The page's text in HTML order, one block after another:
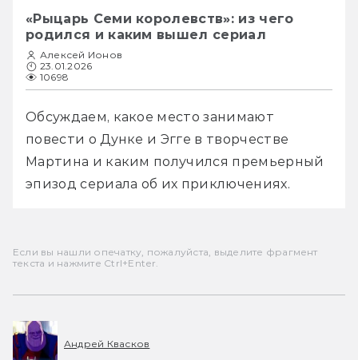
«Рыцарь Семи королевств»: из чего
родился и каким вышел сериал
Алексей Ионов
23.01.2026
10698
Обсуждаем, какое место занимают
повести о Дунке и Эгге в творчестве
Мартина и каким получился премьерный
эпизод сериала об их приключениях.
Если вы нашли опечатку, пожалуйста, выделите фрагмент
текста и нажмите Ctrl+Enter.
Андрей Квасков